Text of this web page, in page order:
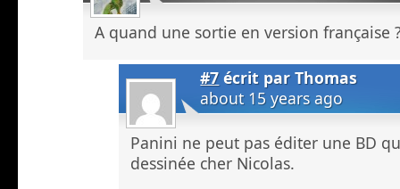
A quand une sortie en version française
#7écrit parThomas
about 15 years ago
Panini ne peut pas éditer une BD
dessinée cher Nicolas.